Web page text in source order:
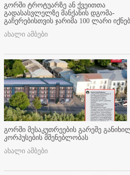
გორში ტროტუარზე ან ქვეითთა
გადასასვლელზე მანქანის დგომა-
გაჩერებისთვის ჯარიმა 100 ლარი
ახალი ამბები
გორში მესაკუთრეების გარეშე
კორპუსების მშენებლობას
ახალი ამბები